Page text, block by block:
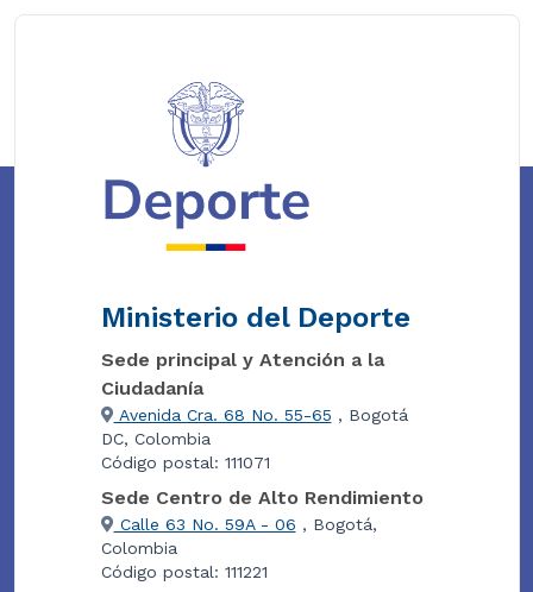
Ministerio del Deporte
Sede principal y Atención a la
Ciudadanía
Avenida Cra. 68 No. 55-65 , Bogotá
DC, Colombia
Código postal: 111071
Sede Centro de Alto Rendimiento
Calle 63 No. 59A - 06 , Bogotá,
Colombia
Código postal: 111221